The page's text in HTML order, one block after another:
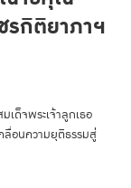
รกิติยาภาฯ
เด็จพระเจ้าลูกเธอ
ลื่อนความยุติธรรมสู่